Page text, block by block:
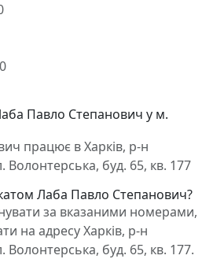
Павло Степанович у м.
працює в Харків, р-н
Волонтерська, буд. 65, кв. 177
Лаба Павло Степанович?
за вказаними номерами,
на адресу Харків, р-н
Волонтерська, буд. 65, кв. 177.